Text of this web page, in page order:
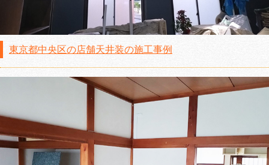
東京都中央区の店舗天井装の施工事例